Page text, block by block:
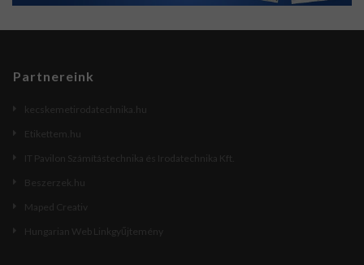
Partnereink
kecskemetirodatechnika.hu
Etikettem.hu
IT Pavilon Számítástechnika és Irodatechnika Kft.
Beszerzek.hu
Maped Creativ
Hungarian Web Linkgyűjtemény